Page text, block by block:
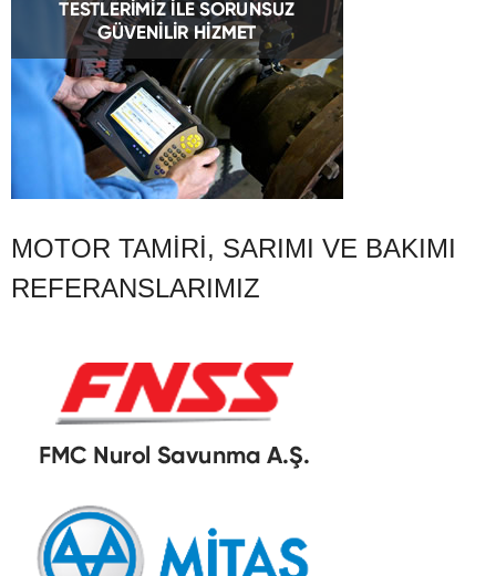
MOTOR TAMIRI, SARIMI VE BAKIMI
REFERANSLARIMIZ